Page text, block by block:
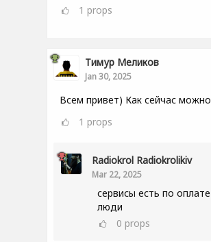
1 props
Тимур Меликов
Jan 30, 2025
Всем привет) Как сейчас
1 props
Radiokrol Radiokrolikiv
Mar 22, 2025
сервисы есть по
люди
0 props